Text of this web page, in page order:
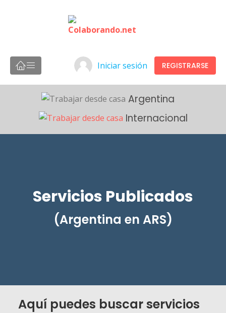
Iniciar sesión REGISTRARSE
Argentina
Internacional
Servicios Publicados
(Argentina en ARS)
Aquí puedes buscar servicios